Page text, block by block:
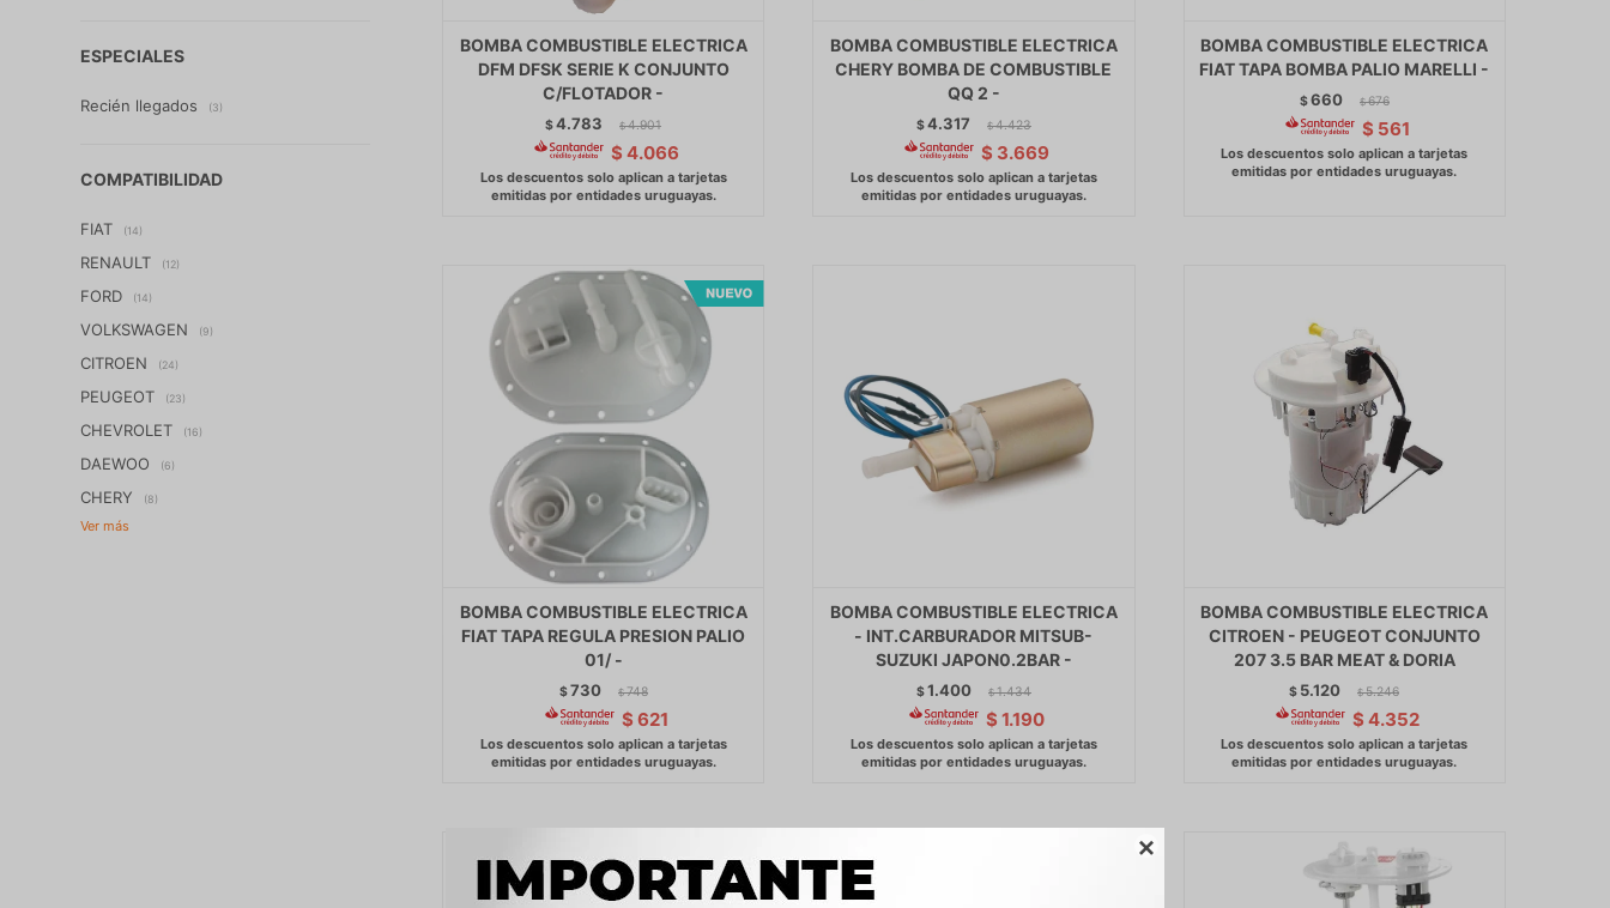

BOMBA COMBUSTIBLE ELECTRICA
DFM DFSK SERIE K CONJUNTO
C/FLOTADOR -
$4.783 $ 4.901
$ 4.066
BOMBA COMBUSTIBLE ELECTRICA
CHERY BOMBA DE COMBUSTIBLE
QQ 2 -
$4.317 $ 4.423
$ 3.669
BOMBA COMBUSTIBLE ELECTRICA
FIAT TAPA BOMBA PALIO MARELLI -
$660 $ 676
$ 561
BOMBA COMBUSTIBLE ELECTRICA
FIAT TAPA REGULA PRESION PALIO
01/ -
$730 $ 748
$ 621
BOMBA COMBUSTIBLE ELECTRICA
- INT.CARBURADOR MITSUB-
SUZUKI JAPON0.2BAR -
$1.400 $ 1.434
$ 1.190
BOMBA COMBUSTIBLE ELECTRICA
CITROEN - PEUGEOT CONJUNTO
207 3.5 BAR MEAT & DORIA
$ 5.120 $ 5.246
$ 4.352
ESPECIALES
Recién llegados (3)
COMPATIBILIDAD
FIAT (14)
RENAULT (12)
FORD (14)
VOLKSWAGEN (9)
CITROEN (24)
PEUGEOT (23)
CHEVROLET (16)
DAEWOO (6)
CHERY (8)